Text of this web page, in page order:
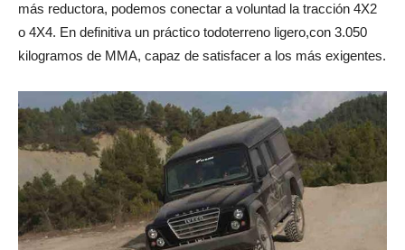
más reductora, podemos conectar a voluntad la tracción 4X2
o 4X4. En definitiva un práctico todoterreno ligero,con 3.050
kilogramos de MMA, capaz de satisfacer a los más exigentes.